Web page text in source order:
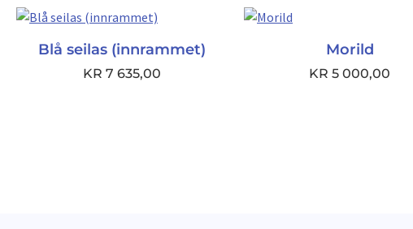
Blå seilas (innrammet)
KR 7 635,00
Morild
KR 5 000,00